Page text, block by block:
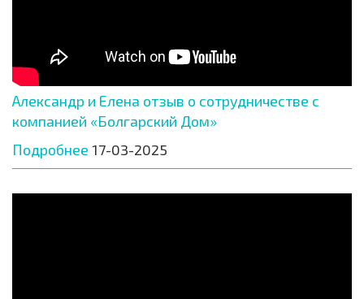
Александр и Елена отзыв о сотрудничестве с
компанией «Болгарский Дом»
Подробнее 17-03-2025